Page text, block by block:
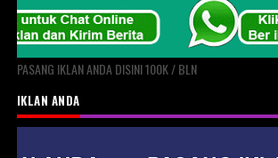
PASANG IKLAN ANDA DISINI 100K / BLN
IKLAN ANDA